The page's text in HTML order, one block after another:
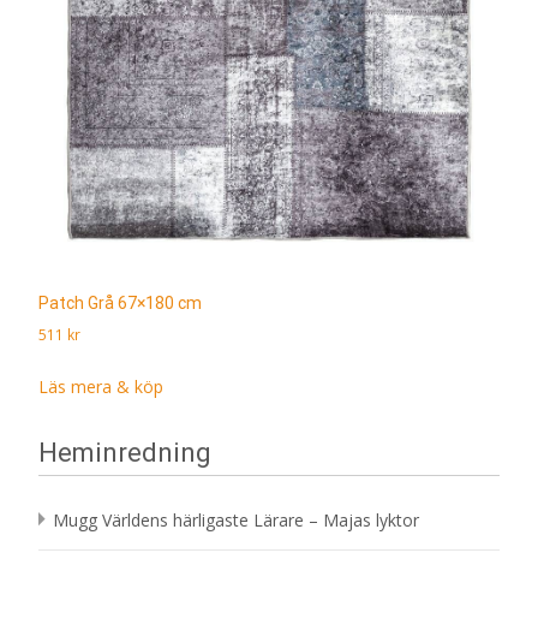
Patch Grå 67×180 cm
511 kr
Läs mera & köp
Heminredning
Mugg Världens härligaste Lärare – Majas lyktor